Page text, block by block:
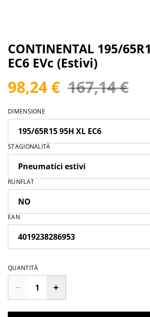
CONTINENTAL 195/
EC6 EVc (Estivi)
98,24 € 167,14 €
DIMENSIONE
STAGIONALITÀ
RUNFLAT
EAN
QUANTITÀ